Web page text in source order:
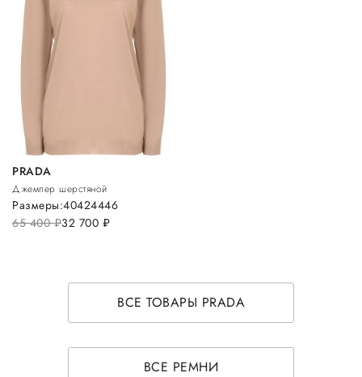
PRADA
Джемпер шерстяной
65 400руб.32 700 руб.
Размеры:40424446
ВСЕ ТОВАРЫ PRADA
ВСЕ РЕМНИ